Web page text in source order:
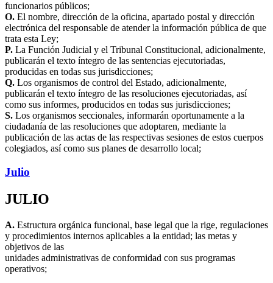
funcionarios públicos;
O. El nombre, dirección de la oficina, apartado postal y dirección
electrónica del responsable de atender la información pública de que
trata esta Ley;
P. La Función Judicial y el Tribunal Constitucional, adicionalmente,
publicarán el texto íntegro de las sentencias ejecutoriadas,
producidas en todas sus jurisdicciones;
Q. Los organismos de control del Estado, adicionalmente,
publicarán el texto íntegro de las resoluciones ejecutoriadas, así
como sus informes, producidos en todas sus jurisdicciones;
S. Los organismos seccionales, informarán oportunamente a la
ciudadanía de las resoluciones que adoptaren, mediante la
publicación de las actas de las respectivas sesiones de estos cuerpos
colegiados, así como sus planes de desarrollo local;
Julio
JULIO
A. Estructura orgánica funcional, base legal que la rige, regulaciones
y procedimientos internos aplicables a la entidad; las metas y
objetivos de las
unidades administrativas de conformidad con sus programas
operativos;